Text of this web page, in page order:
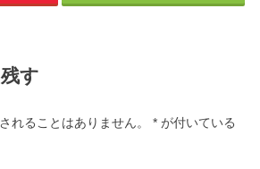
す
れることはありません。 * が付いている